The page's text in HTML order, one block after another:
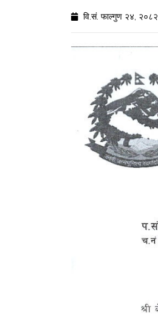
वि.सं. फाल्गुण २४, २०८२